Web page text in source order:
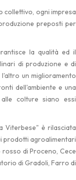
collettivo, ogni impresa
preposti per
la qualità ed il
di produzione e di
un miglioramento
dell'ambiente e una
colture siano essi
Viterbese" è rilasciata
prodotti agroalimentari
di Proceno, Cece
di Gradoli, Farro di